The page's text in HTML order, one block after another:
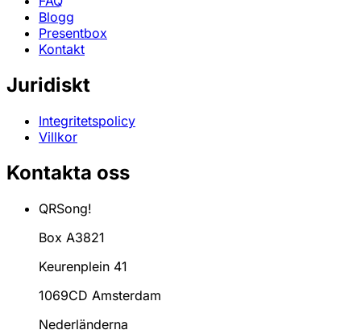
Blogg
Presentbox
Kontakt
Juridiskt
Integritetspolicy
Villkor
Kontakta oss
QRSong!
Box A3821
Keurenplein 41
1069CD Amsterdam
Nederländerna